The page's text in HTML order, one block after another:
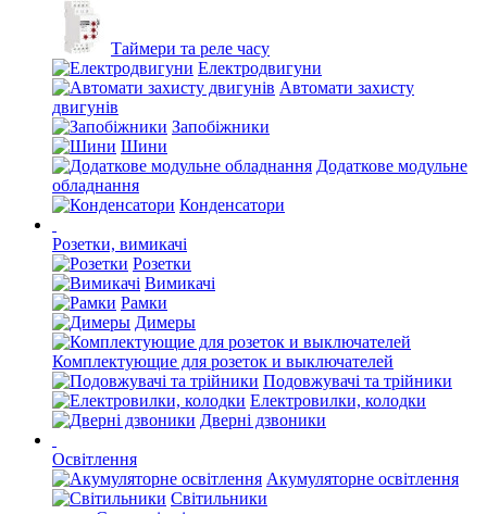
Таймери та реле часу
Електродвигуни
Автомати захисту
двигунів
Запобіжники
Шини
Додаткове модульне
обладнання
Конденсатори
Розетки, вимикачі
Розетки
Вимикачі
Рамки
Димеры
Комплектующие для розеток и выключателей
Подовжувачі та трійники
Електровилки, колодки
Дверні дзвоники
Освітлення
Акумуляторне освітлення
Світильники